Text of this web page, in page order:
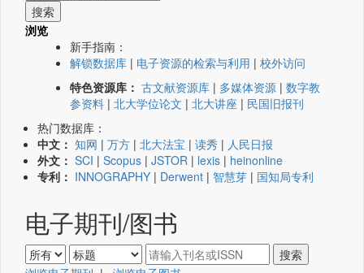
浏览
新手指南：
解锁数据库 | 电子资源的检索与利用 | 校外访问
特色资源库： 古文献资源库 | 多媒体资源 | 数字教
参资料 | 北大学位论文 | 北大讲座 | 民国旧报刊
热门数据库：
中文： 知网 | 万方 | 北大法宝 | 读秀 | 人民日报
外文： SCI | Scopus | JSTOR | lexis | heinonline
专利： INNOGRAPHY | Derwent | 智慧芽 | 国知局专利
电子期刊/图书